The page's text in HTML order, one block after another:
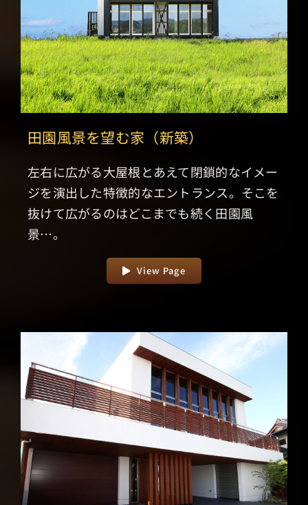
田園風景を望む家（新築）
左右に広がる大屋根とあえて閉鎖的なイメー
ジを演出した特徴的なエントランス。そこを
抜けて広がるのはどこまでも続く田園風
景…。
View Page